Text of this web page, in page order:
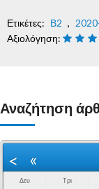
Ετικέτες: Β2 ,
Αξιολόγηση:
Αναζήτηση
< «
Δευ Τρι